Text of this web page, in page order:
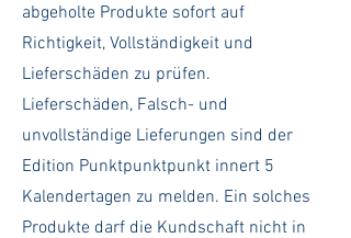
abgeholte Produkte sofort auf
Richtigkeit, Vollständigkeit und
Lieferschäden zu prüfen.
Lieferschäden, Falsch- und
unvollständige Lieferungen sind der
Edition Punktpunktpunkt innert 5
Kalendertagen zu melden. Ein solches
Produkte darf die Kundschaft nicht in